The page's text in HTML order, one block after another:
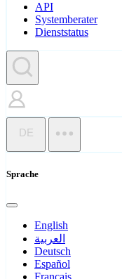
API
Systemberater
Dienststatus
DE
Sprache
English
العربية
Deutsch
Español